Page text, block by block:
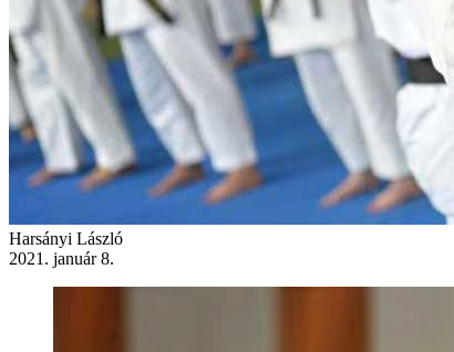
Harsányi László
2021. január 8.